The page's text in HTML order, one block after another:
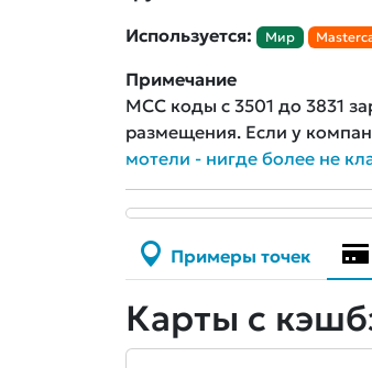
Используется:
Мир
Примечание
MCC коды с 3501 до 3831
размещения. Если у
мотели - нигде более не
Примеры точек
Карты с